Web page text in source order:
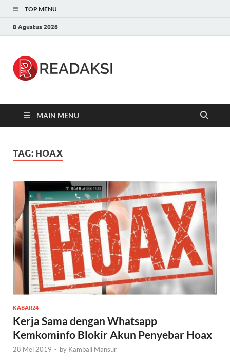
TOP MENU
8 Agustus 2026
MAIN MENU
TAG: HOAX
KABAR24
Kerja Sama dengan Whatsapp
Kemkominfo Blokir Akun Penyebar Hoax
28 Mei 2019 - by Kambali Mansur